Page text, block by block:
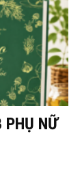
PHỤ NỮ